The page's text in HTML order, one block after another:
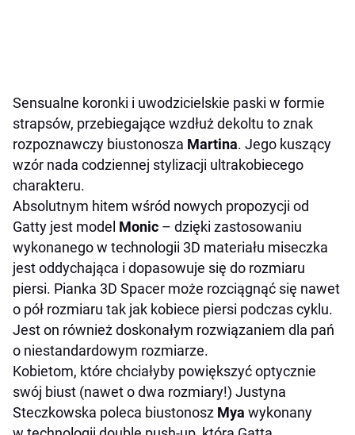
Sensualne koronki i uwodzicielskie paski w formie
strapsów, przebiegające wzdłuż dekoltu to znak
rozpoznawczy biustonosza Martina. Jego kuszący
wzór nada codziennej stylizacji ultrakobiecego
charakteru.
Absolutnym hitem wśród nowych propozycji od
Gatty jest model Monic – dzięki zastosowaniu
wykonanego w technologii 3D materiału miseczka
jest oddychająca i dopasowuje się do rozmiaru
piersi. Pianka 3D Spacer może rozciągnąć się nawet
o pół rozmiaru tak jak kobiece piersi podczas cyklu.
Jest on również doskonałym rozwiązaniem dla pań
o niestandardowym rozmiarze.
Kobietom, które chciałyby powiększyć optycznie
swój biust (nawet o dwa rozmiary!) Justyna
Steczkowska poleca biustonosz Mya wykonany